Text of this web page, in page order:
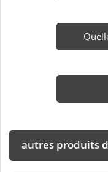
autres produits